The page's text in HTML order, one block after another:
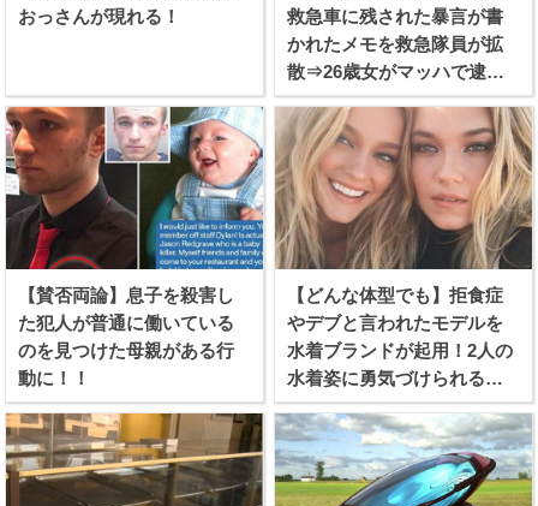
おっさんが現れる！
救急車に残された暴言が書
かれたメモを救急隊員が拡
散⇒26歳女がマッハで逮捕
される！
【賛否両論】息子を殺害し
た犯人が普通に働いている
のを見つけた母親がある行
動に！！
【どんな体型でも】拒食症
やデブと言われたモデルを
水着ブランドが起用！2人の
水着姿に勇気づけられる女
性続出！